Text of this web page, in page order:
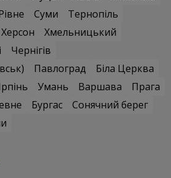
Суми
Тернопіль
Херсон
Хмельницький
Чернігів
Павлоград
Біла Церква
Умань Варшава
Прага
Бургас
Сонячний берег